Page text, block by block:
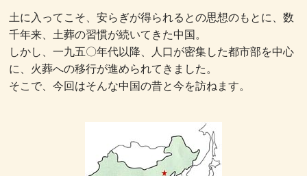
土に入ってこそ、安らぎが得られるとの思想のもとに、数
千年来、土葬の習慣が続いてきた中国。
しかし、一九五〇年代以降、人口が密集した都市部を中心
に、火葬への移行が進められてきました。
そこで、今回はそんな中国の昔と今を訪ねます。